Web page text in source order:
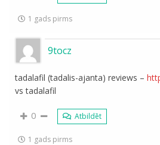
1 gads pirms
9tocz
tadalafil (tadalis-ajanta) reviews –
vs tadalafil
0 Atbildēt
1 gads pirms